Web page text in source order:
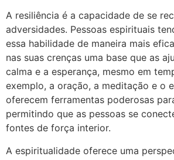
A resiliência é a capacidade de se
adversidades. Pessoas espirituais
essa habilidade de maneira mais
nas suas crenças uma base que as
calma e a esperança, mesmo em
exemplo, a oração, a meditação e o
oferecem ferramentas poderosas
permitindo que as pessoas se
fontes de força interior.
A espiritualidade oferece uma